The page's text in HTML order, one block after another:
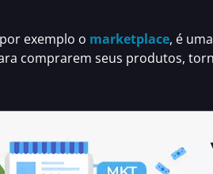
exemplo o marketplace, é
comprarem seus produtos,